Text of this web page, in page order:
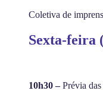
Coletiva de
Sexta-feira
10h30 –Prévia das